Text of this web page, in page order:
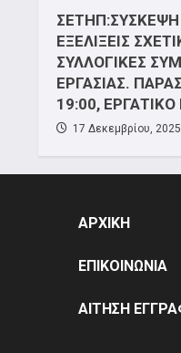
ΕΞΕΛΙΞΕΙΣ
ΣΥΛΛΟΓΙΚΕΣ
ΕΡΓΑΣΙΑΣ.
19:00,
17 Δεκεμβρίου, 2025
ΑΡΧΙΚΗ
ΕΠΙΚΟΙΝΩΝΙΑ
ΑΙΤΗΣΗ